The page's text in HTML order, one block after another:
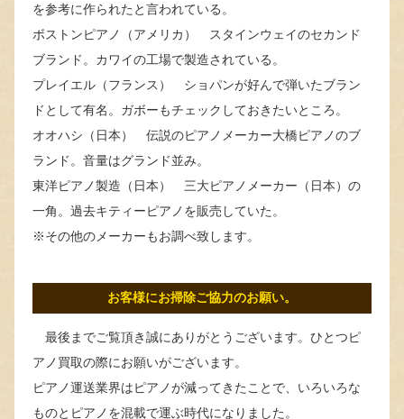
を参考に作られたと言われている。
ボストンピアノ（アメリカ） スタインウェイのセカンド
ブランド。カワイの工場で製造されている。
プレイエル（フランス） ショパンが好んで弾いたブラン
ドとして有名。ガボーもチェックしておきたいところ。
オオハシ（日本） 伝説のピアノメーカー大橋ピアノのブ
ランド。音量はグランド並み。
東洋ピアノ製造（日本） 三大ピアノメーカー（日本）の
一角。過去キティーピアノを販売していた。
※その他のメーカーもお調べ致します。
お客様にお掃除ご協力のお願い。
最後までご覧頂き誠にありがとうございます。ひとつピ
アノ買取の際にお願いがございます。
ピアノ運送業界はピアノが減ってきたことで、いろいろな
ものとピアノを混載で運ぶ時代になりました。